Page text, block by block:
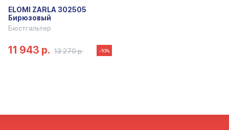
ELOMI ZARLA 302505
Бирюзовый
Бюстгальтер
11 943 р. 13 270 р. -10%